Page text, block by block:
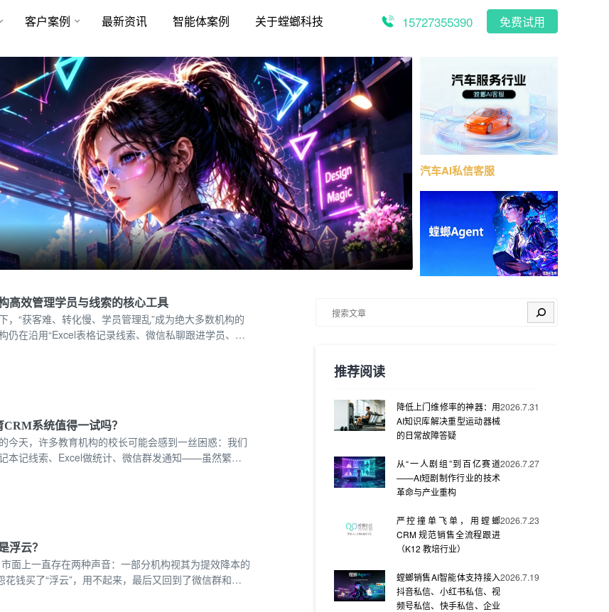
客户案例 最新资讯 智能体案例 关于螳螂科技 15727355390 免费试用
汽车AI私信客服
高效管理学员与线索的核心工具
，“获客难、转化慢、学员管理乱”成为绝大多数机构的
仍在沿用“Excel表格记录线索、微信私聊跟进学员、人
系统值得一试吗？
今天，许多教育机构的校长可能会感到一丝困惑：我们
本记线索、Excel做统计、微信群发通知——虽然繁
浮云？
面上一直存在两种声音：一部分机构视其为提效降本的
花钱买了“浮云”，用不起来，最后又回到了微信群和
搜索
推荐阅读
降低上门维修率的神器：用
AI知识库解决重型运动器械
的日常故障答疑
2026.7.31
从“一人剧组”到百亿赛道
——AI短剧制作行业的技术
革命与产业重构
2026.7.27
严控撞单飞单，用螳螂
CRM 规范销售全流程跟进
（K12 教培行业）
2026.7.23
螳螂销售AI智能体支持接入
抖音私信、小红书私信、视
频号私信、快手私信、企业
2026.7.19